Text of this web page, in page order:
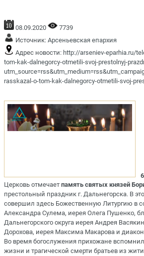
08.09.2020
7739
Источник: Арсеньевская епархия
Адрес новости: http://arseniev-eparhia.ru/
tom-kak-dalnegorcy-otmetili-svoj-prestolnyj-
rasskazal-o-tom-kak-dalnegorcy-otmetili-svoj-
Церковь отмечает память святых князей
престольный праздник г. Дальнегорска. В
совершил здесь Божественную Литургию в
Александра Сулема, иерея Олега Пушенко,
Дальнегорского округа иерея Андрея
Дорохова, иерея Максима Макарова и
Во время богослужения прихожане
жизни и трагической смерти братьев из